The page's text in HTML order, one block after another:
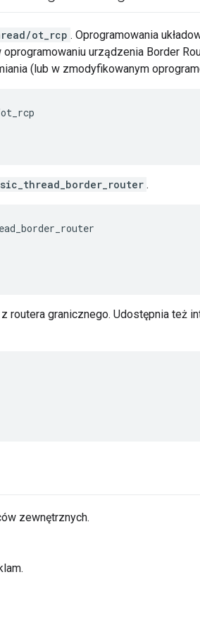
ot_rcp . Oprogramowania
urządzenia Border
(lub w zmodyfikowanym
.
routera granicznego. Udostępnia też
zewnętrznych.